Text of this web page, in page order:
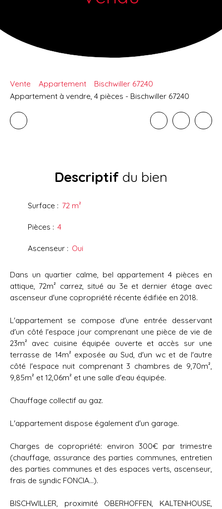
Vente Appartement
Bischwiller 67240
Appartement à vendre, 4 pièces - Bischwiller 67240
Descriptif du bien
Surface : 72 m²
Pièces : 4
Ascenseur : Oui
Dans un quartier calme, bel appartement 4 pièces en
attique, 72m² carrez, situé au 3e et dernier étage avec
ascenseur d'une copropriété récente édifiée en 2018.
L'appartement se compose d'une entrée desservant
d'un côté l'espace jour comprenant une pièce de vie de
23m² avec cuisine équipée ouverte et accès sur une
terrasse de 14m² exposée au Sud, d'un wc et de l'autre
côté l'espace nuit comprenant 3 chambres de 9,70m²,
9,85m² et 12,06m² et une salle d'eau équipée.
Chauffage collectif au gaz.
L'appartement dispose également d'un garage.
Charges de copropriété: environ 300€ par trimestre
(chauffage, assurance des parties communes, entretien
des parties communes et des espaces verts, ascenseur,
frais de syndic FONCIA...).
BISCHWILLER, proximité OBERHOFFEN, KALTENHOUSE,